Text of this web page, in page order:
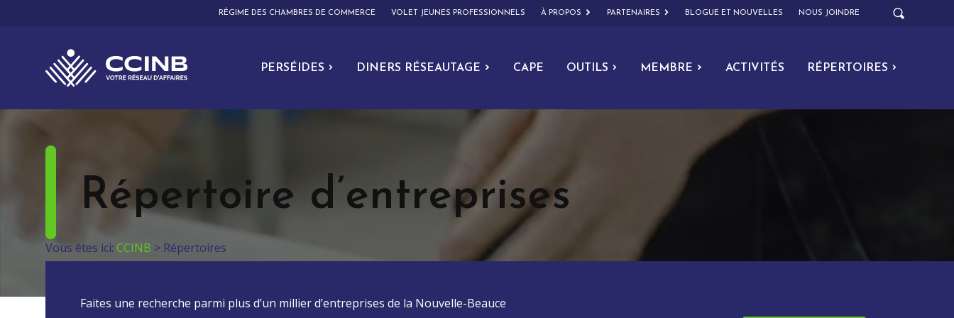
RÉGIME DES CHAMBRES DE COMMERCE VOLET JEUNES PROFESSIONNELS À PROPOS PARTENAIRES BLOGUE ET NOUVELLES NOUS JOINDRE
PERSÉIDES DINERS RÉSEAUTAGE CAPE OUTILS MEMBRE ACTIVITÉS RÉPERTOIRES
Répertoire d’entreprises
Vous êtes ici: CCINB > Répertoires
Faites une recherche parmi plus d’un millier d’entreprises de la Nouvelle-Beauce